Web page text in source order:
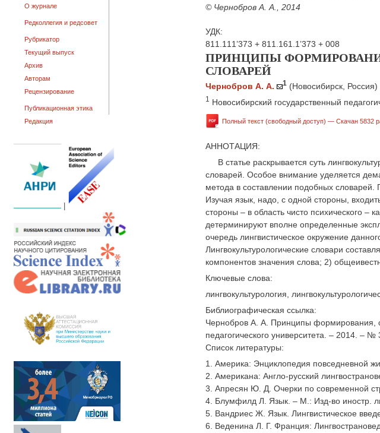
О журнале
Редколлегия и редсовет
Рубрикатор
Текущий выпуск
Архив
Авторам
Рецензирование
Публикационная этика
Редакция
© Чернобров А. А., 2014
УДК:
811.111’373 + 811.161.1’373 + 008
ПРИНЦИПЫ
СЛОВАРЕЙ
Чернобров А. А. 1 (Новосибирск, Россия)
1 Новосибирский государственный
Полный текст (свободный доступ) — Скачан 5832
АННОТАЦИЯ:
В статье раскрывается суть
словарей. Особое внимание уделяется
метода в составлении подобных
Изучая язык, надо, с одной стороны,
стороны – в область чисто психического –
детерминируют вполне определенные
очередь лингвистическое окружение
Лингвокультурологические словари
компонентов значения слова; 2)
Ключевые слова:
лингвокультурология,
Библиографическая ссылка:
Чернобров А. А. Принципы формирования,
педагогического университета. – 2014. –
Список литературы:
1. Америка: Энциклопедия повседневной
2. Американа: Англо-русский
3. Апресян Ю. Д. Очерки по современной
4. Блумфилд Л. Язык. – М.: Изд-во иностр.
5. Вандриес Ж. Язык. Лингвистическое
6. Веденина Л. Г. Франция: